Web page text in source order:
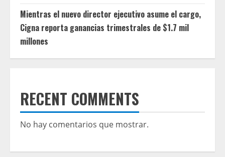
Mientras el nuevo director ejecutivo asume el cargo,
Cigna reporta ganancias trimestrales de $1.7 mil
millones
RECENT COMMENTS
No hay comentarios que mostrar.